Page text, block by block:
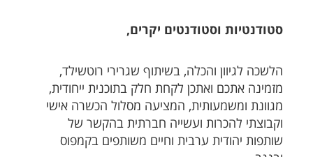
סטודנטיות וסטודנטים יקרים,
הלשכה לגיוון והכלה, בשיתוף שגרירי רוטשילד,
מזמינה אתכם ואתכן לקחת חלק בתוכנית ייחודית,
מגוונת ומשמעותית, המציעה מסלול הכשרה אישי
וקבוצתי להכרות ועשייה חברתית בהקשר של
שותפות יהודית ערבית וחיים משותפים בקמפוס